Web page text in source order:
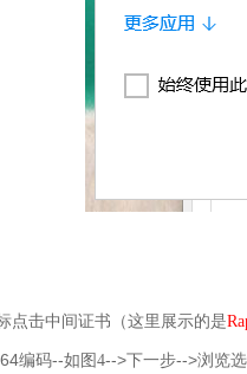
点击中间证书（这里展示的是
编码--如图4-->下一步-->浏览